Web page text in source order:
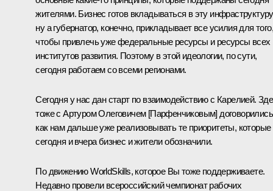
жителями. Бизнес готов вкладываться в эту
ну а губернатор, конечно, прикладывает все усилия для того,
чтобы привлечь уже федеральные ресурсы и ресурсы всех
институтов развития. Поэтому в этой идеологии, по сути,
сегодня работаем со всеми регионами.
Сегодня у нас дан старт по взаимодействию с Карелией.
тоже с Артуром Олеговичем [Парфенчиковым]
как нам дальше уже реализовывать те приоритеты, которые
сегодня и вчера бизнес и жители обозначили.
По движению WorldSkills, которое Вы тоже поддерживаете.
Недавно провели всероссийский чемпионат рабочих